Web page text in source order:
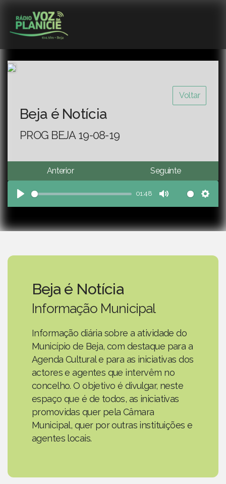
Voltar
Beja é Notícia
PROG BEJA 19-08-19
Anterior Seguinte
Play
01:48
Mute
Beja é Notícia
Informação Municipal
Informação diária sobre a atividade do
Município de Beja, com destaque para a
Agenda Cultural e para as iniciativas dos
actores e agentes que intervêm no
concelho. O objetivo é divulgar, neste
espaço que é de todos, as iniciativas
promovidas quer pela Câmara
Municipal, quer por outras instituições e
agentes locais.